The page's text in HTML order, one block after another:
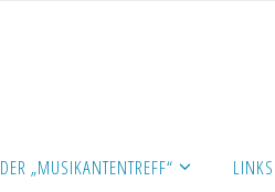
DER „MUSIKANTENTREFF“ LINKS